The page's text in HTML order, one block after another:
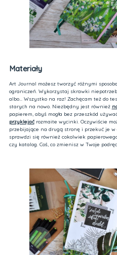
Materiały
Art Journal możesz tworzyć różnymi
ograniczeń. Wykorzystaj skrawki
albo... Wszystko na raz! Zachęcam też do
starych na nowo. Niezbędny jest również
papierem, abyś mogła bez przeszkód
przyklejaćrozmaite wycinki. Oczywiście
przebijające na drugą stronę i przekuć je
sprawdzi się również cokolwiek
czy katalog. Coś, co zmienisz w Twoje